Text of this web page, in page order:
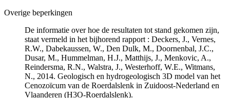
Overige beperkingen
De informatie over hoe de resultaten tot stand gekomen zijn,
staat vermeld in het bijhorend rapport : Deckers, J., Vernes,
R.W., Dabekaussen, W., Den Dulk, M., Doornenbal, J.C.,
Dusar, M., Hummelman, H.J., Matthijs, J., Menkovic, A.,
Reindersma, R.N., Walstra, J., Westerhoff, W.E., Witmans,
N., 2014. Geologisch en hydrogeologisch 3D model van het
Cenozoïcum van de Roerdalslenk in Zuidoost-Nederland en
Vlaanderen (H3O-Roerdalslenk).